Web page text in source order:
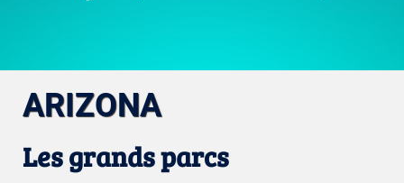
ARIZONA
Les grands parcs